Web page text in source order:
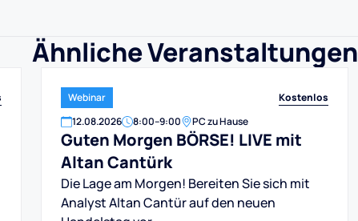
Ähnliche Veranstaltungen
Webinar
Kostenlos
12.08.2026 8:00–9:00 PC zu Hause
Guten Morgen BÖRSE! LIVE mit
Altan Cantürk
Die Lage am Morgen! Bereiten Sie sich mit
Analyst Altan Cantür auf den neuen